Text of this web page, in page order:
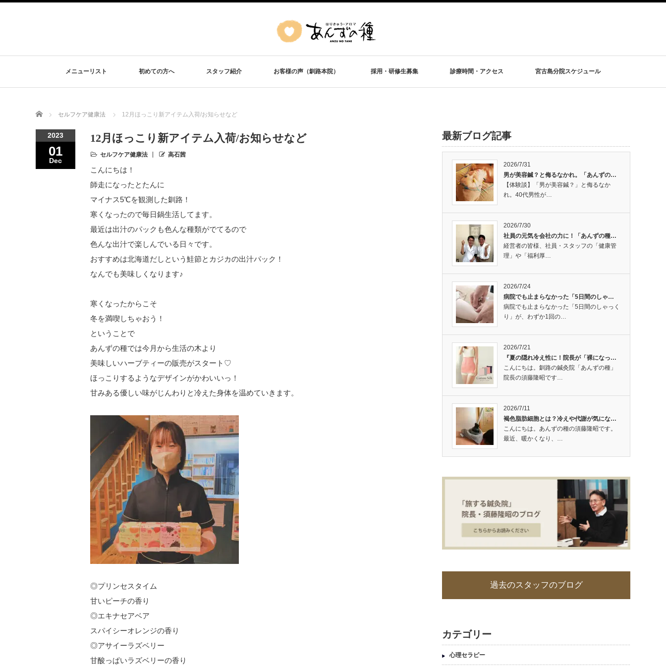
メニューリスト 初めての方へ スタッフ紹介 お客様の声（釧路本院） 採用・研修生募集 診療時間・アクセス 宮古島分院スケジュール
Home セルフケア健康法 12月ほっこり新アイテム入荷/お知らせなど
2023
01
Dec
12月ほっこり新アイテム入荷/お知らせなど
セルフケア健康法 高石茜
こんにちは！
師走になったとたんに
マイナス5℃を観測した釧路！
寒くなったので毎日鍋生活してます。
最近は出汁のパックも色んな種類がでてるので
色んな出汁で楽しんでいる日々です。
おすすめは北海道だしという鮭節とカジカの出汁パック！
なんでも美味しくなります♪
寒くなったからこそ
冬を満喫しちゃおう！
ということで
あんずの種では今月から生活の木より
美味しいハーブティーの販売がスタート♡
ほっこりするようなデザインがかわいいっ！
甘みある優しい味がじんわりと冷えた身体を温めていきます。
◎プリンセスタイム
甘いピーチの香り
◎エキナセアベア
スパイシーオレンジの香り
◎アサイーラズベリー
甘酸っぱいラズベリーの香り
最新ブログ記事
2026/7/31
男が美容鍼？と侮るなかれ。「あんずの…
【体験談】「男が美容鍼？」と侮るなか
れ。40代男性が…
2026/7/30
社員の元気を会社の力に！「あんずの種…
経営者の皆様、社員・スタッフの「健康管
理」や「福利厚…
2026/7/24
病院でも止まらなかった「5日間のしゃ…
病院でも止まらなかった「5日間のしゃっく
り」が、わずか1回の…
2026/7/21
『夏の隠れ冷え性に！院長が「裸になっ…
こんにちは。釧路の鍼灸院「あんずの種」
院長の須藤隆昭です…
2026/7/11
褐色脂肪細胞とは？冷えや代謝が気にな…
こんにちは。あんずの種の須藤隆昭です。
最近、暖かくなり、…
過去のスタッフのブログ
カテゴリー
心理セラピー